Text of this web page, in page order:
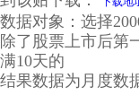
数据对象：选择
除了股票上市后第
满10天的
结果数据为月度数